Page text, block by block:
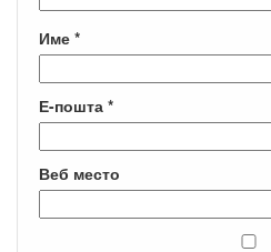
Име *
Е-пошта *
Веб место